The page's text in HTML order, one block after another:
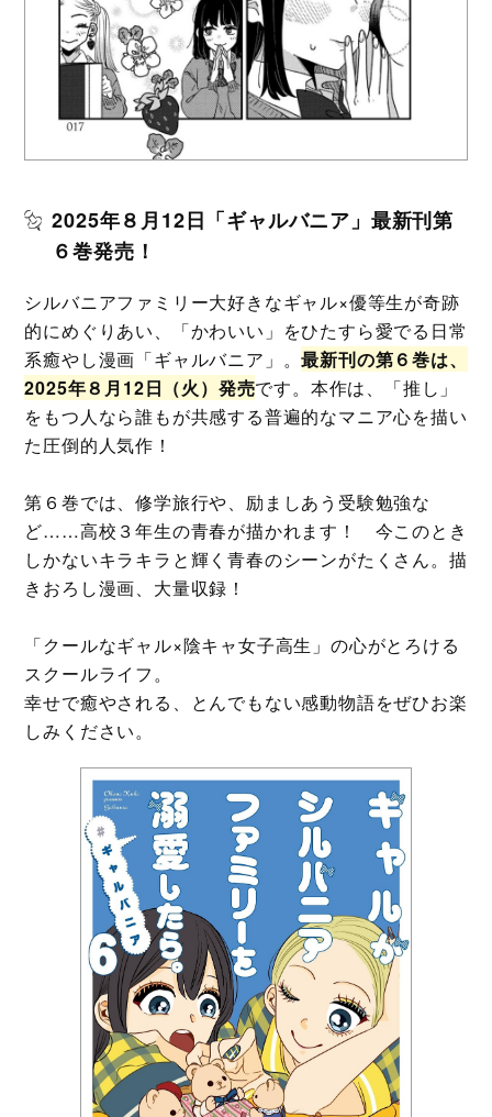
2025年８月12日「ギャルバニア」最新刊第
６巻発売！
シルバニアファミリー大好きなギャル×優等生が奇跡
的にめぐりあい、「かわいい」をひたすら愛でる日常
系癒やし漫画「ギャルバニア」。最新刊の第６巻は、
2025年８月12日（火）発売です。本作は、「推し」
をもつ人なら誰もが共感する普遍的なマニア心を描い
た圧倒的人気作！
第６巻では、修学旅行や、励ましあう受験勉強な
ど……高校３年生の青春が描かれます！ 今このとき
しかないキラキラと輝く青春のシーンがたくさん。描
きおろし漫画、大量収録！
「クールなギャル×陰キャ女子高生」の心がとろける
スクールライフ。
幸せで癒やされる、とんでもない感動物語をぜひお楽
しみください。